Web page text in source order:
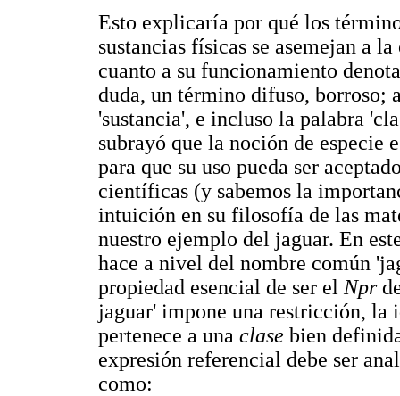
Esto explicaría por qué los
sustancias físicas se asemejan a
cuanto a su funcionamiento
duda, un término difuso, borroso;
'sustancia', e incluso la palabra
subrayó que la noción de
para que su uso pueda ser
científicas (y sabemos la
intuición en su filosofía de las
nuestro ejemplo del jaguar. En
hace a nivel del nombre común
propiedad esencial de ser el Npr
jaguar' impone una restricción, la
pertenece a una clase bien
expresión referencial debe ser
como: